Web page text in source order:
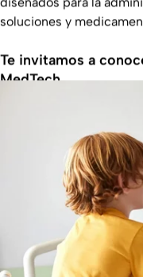
soluciones y
Te invitamos a
MedTech